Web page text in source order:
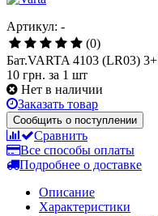
Артикул: -
(0)
Бат.VARTA 4103 (LR03)
10 грн. за 1 шт
Нет в наличии
Заказать товар
Сообщить о поступлении
Сравнить
Все способы оплаты
Подробнее о доставке
Описание
Характеристики